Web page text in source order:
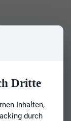
Dritte
Inhalten,
durch